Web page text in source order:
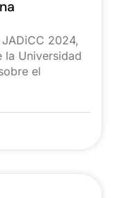
2024,
la Universidad
el